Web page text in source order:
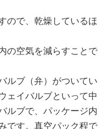
ので、乾燥しているほ
の空気を減らすことで
ルブ（弁）がついてい
ェイバルブといって中
ルブで、パッケージ内
です。真空パック程で